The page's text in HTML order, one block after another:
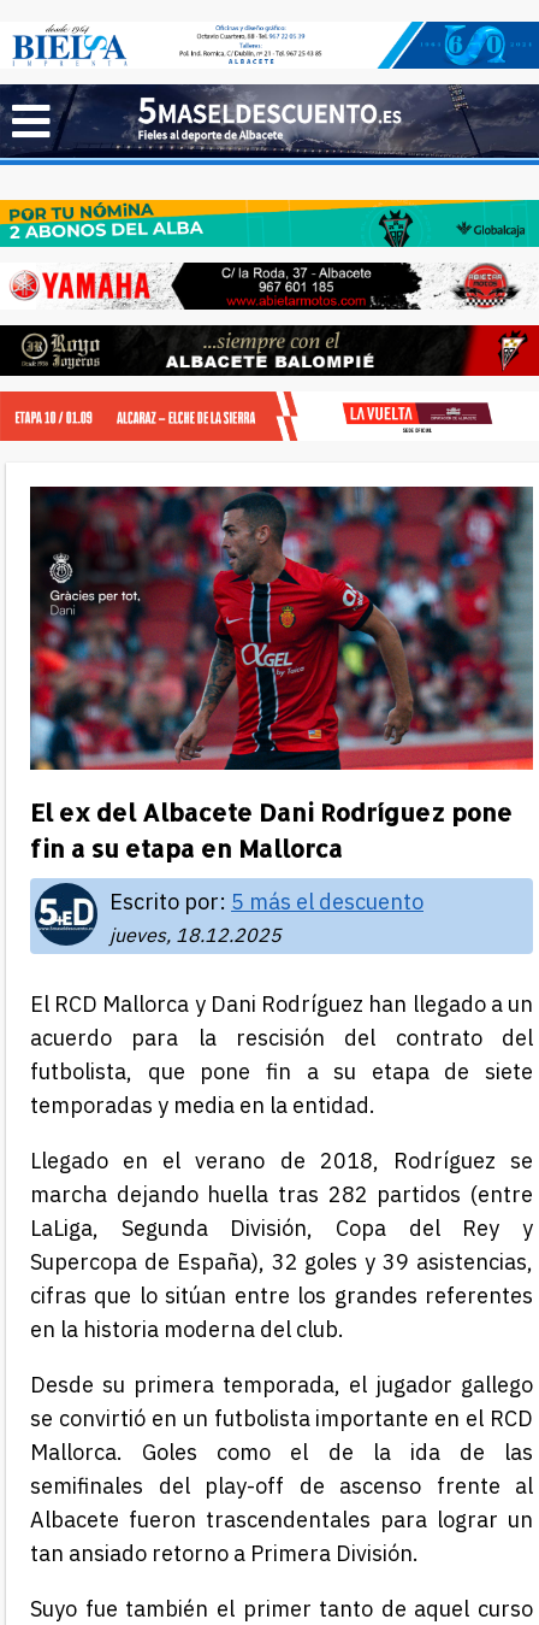
El ex del Albacete Dani Rodríguez pone
fin a su etapa en Mallorca
Escrito por: 5 más el descuento
jueves, 18.12.2025
El RCD Mallorca y Dani Rodríguez han llegado a un
acuerdo para la rescisión del contrato del
futbolista, que pone fin a su etapa de siete
temporadas y media en la entidad.
Llegado en el verano de 2018, Rodríguez se
marcha dejando huella tras 282 partidos (entre
LaLiga, Segunda División, Copa del Rey y
Supercopa de España), 32 goles y 39 asistencias,
cifras que lo sitúan entre los grandes referentes
en la historia moderna del club.
Desde su primera temporada, el jugador gallego
se convirtió en un futbolista importante en el RCD
Mallorca. Goles como el de la ida de las
semifinales del play-off de ascenso frente al
Albacete fueron trascendentales para lograr un
tan ansiado retorno a Primera División.
Suyo fue también el primer tanto de aquel curso